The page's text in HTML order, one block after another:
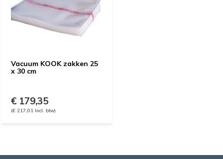
Vacuum KOOK zakken 25
x 30 cm
€ 179,35
(€ 217,01 Incl. btw)